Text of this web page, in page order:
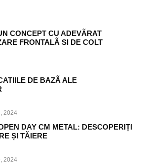
CONCEPT CU ADEVÃRAT
FRONTALÃ SI DE COLT
DE BAZÃ ALE
2024
DAY CM METAL: DESCOPERIȚI
ȘI TĂIERE
2024